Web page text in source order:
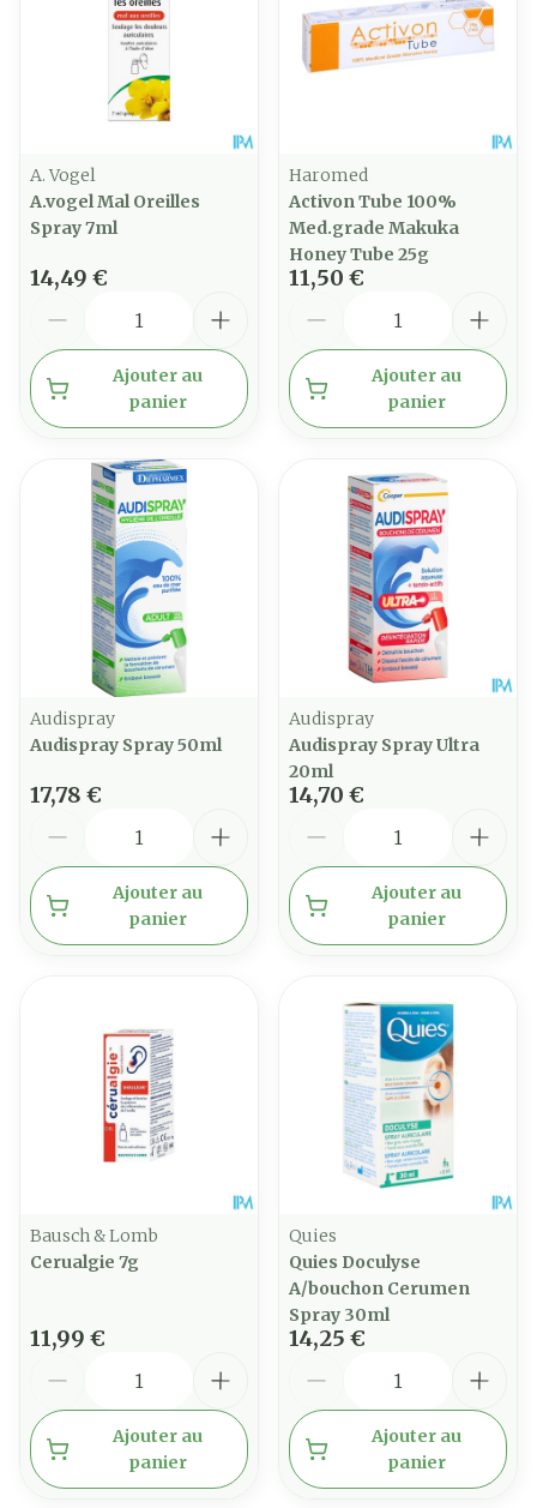
A. Vogel
A.vogel Mal Oreilles
Spray 7ml
14,49 €
Ajouter au
panier
Haromed
Activon Tube 100%
Med.grade Makuka
Honey Tube 25g
11,50 €
Ajouter au
panier
Audispray
Audispray Spray 50ml
17,78 €
Ajouter au
panier
Audispray
Audispray Spray Ultra
20ml
14,70 €
Ajouter au
panier
Bausch & Lomb
Cerualgie 7g
11,99 €
Ajouter au
panier
Quies
Quies Doculyse
A/bouchon Cerumen
Spray 30ml
14,25 €
Ajouter au
panier